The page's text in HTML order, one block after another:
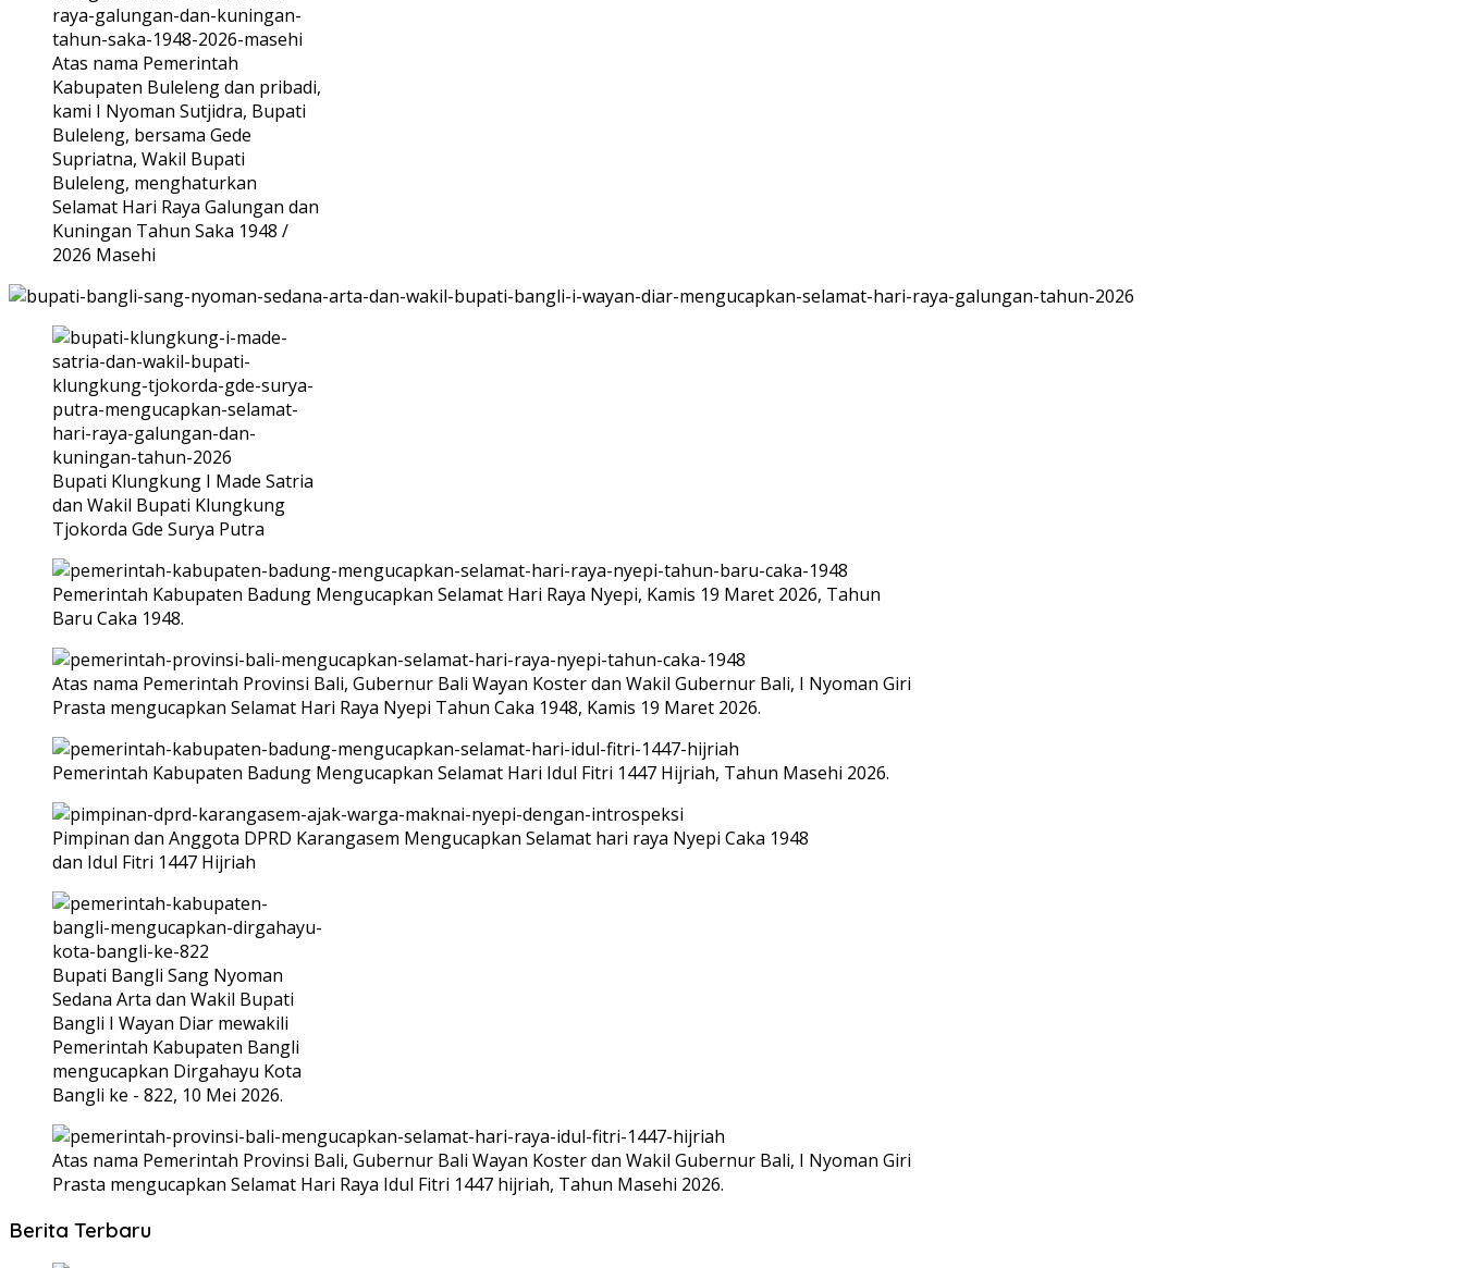
Atas nama Pemerintah
Kabupaten Buleleng dan pribadi,
kami I Nyoman Sutjidra, Bupati
Buleleng, bersama Gede
Supriatna, Wakil Bupati
Buleleng, menghaturkan
Selamat Hari Raya Galungan dan
Kuningan Tahun Saka 1948 /
2026 Masehi
Bupati Klungkung I Made Satria
dan Wakil Bupati Klungkung
Tjokorda Gde Surya Putra
Pemerintah Kabupaten Badung Mengucapkan Selamat Hari Raya Nyepi, Kamis 19 Maret 2026, Tahun
Baru Caka 1948.
Atas nama Pemerintah Provinsi Bali, Gubernur Bali Wayan Koster dan Wakil Gubernur Bali, I Nyoman Giri
Prasta mengucapkan Selamat Hari Raya Nyepi Tahun Caka 1948, Kamis 19 Maret 2026.
Pemerintah Kabupaten Badung Mengucapkan Selamat Hari Idul Fitri 1447 Hijriah, Tahun Masehi 2026.
Pimpinan dan Anggota DPRD Karangasem Mengucapkan Selamat hari raya Nyepi Caka 1948
dan Idul Fitri 1447 Hijriah
Bupati Bangli Sang Nyoman
Sedana Arta dan Wakil Bupati
Bangli I Wayan Diar mewakili
Pemerintah Kabupaten Bangli
mengucapkan Dirgahayu Kota
Bangli ke - 822, 10 Mei 2026.
Atas nama Pemerintah Provinsi Bali, Gubernur Bali Wayan Koster dan Wakil Gubernur Bali, I Nyoman Giri
Prasta mengucapkan Selamat Hari Raya Idul Fitri 1447 hijriah, Tahun Masehi 2026.
Berita Terbaru